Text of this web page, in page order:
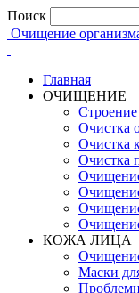
Поиск
Очищение
Главная
ОЧИЩЕНИЕ
Строение
Очистка
Очистка
Очистка
КОЖА ЛИЦА
Маски